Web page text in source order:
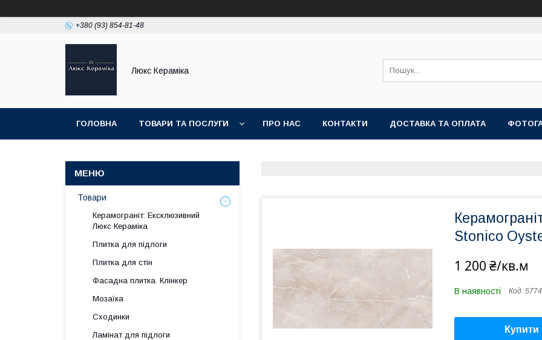
+380 (93) 854-81-48
Люкс Кераміка
ГОЛОВНА ТОВАРИ ТА ПОСЛУГИ ПРО НАС КОНТАКТИ ДОСТАВКА ТА ОПЛАТА
Stonico
1 200 ₴/кв.м
В наявності Код:
Купити
Товари
Керамограніт: Ексклюзивний
Люкс Кераміка
Плитка для підлоги
Плитка для стін
Фасадна плитка. Клінкер
Мозаїка
Сходинки
Ламінат для підлоги